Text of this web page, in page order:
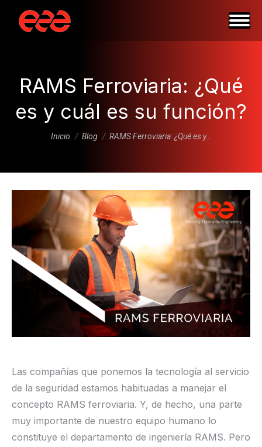
RAMS Ferroviaria: ¿Qué
es y cuál es su función?
Estás aquí:
Inicio Blog RAMS Ferroviaria: ¿Qué es y…
Las compañías que ponemos la tecnología al servicio
de la seguridad estamos habituadas a manejar el
concepto RAMS ferroviaria. Y, de hecho, una parte
muy importante de nuestro equipo humano lo
constituye el departamento de ingeniería RAMS. Pero